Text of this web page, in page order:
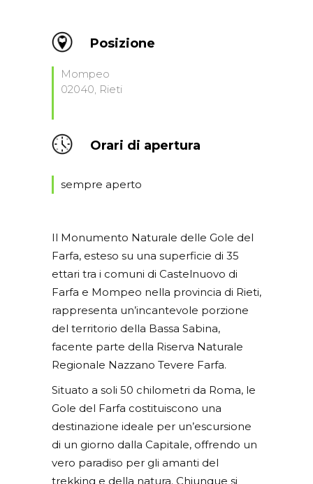
Posizione
Mompeo
02040, Rieti
Orari di apertura
sempre aperto
Il Monumento Naturale delle Gole del
Farfa, esteso su una superficie di 35
ettari tra i comuni di Castelnuovo di
Farfa e Mompeo nella provincia di Rieti,
rappresenta un’incantevole porzione
del territorio della Bassa Sabina,
facente parte della Riserva Naturale
Regionale Nazzano Tevere Farfa.
Situato a soli 50 chilometri da Roma, le
Gole del Farfa costituiscono una
destinazione ideale per un’escursione
di un giorno dalla Capitale, offrendo un
vero paradiso per gli amanti del
trekking e della natura. Chiunque si